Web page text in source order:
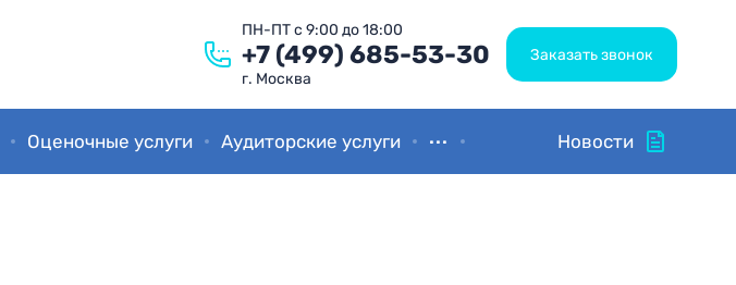
ПН-ПТ с 9:00 до 18:00
+7 (499) 685-53-30
г. Москва
Заказать звонок
Оценочные услуги Аудиторские услуги ... Новости